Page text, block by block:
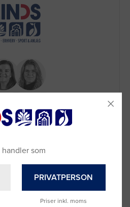
os på9992 0233
din lokale sælger
som
PRIVATPERSON
Priser inkl. moms